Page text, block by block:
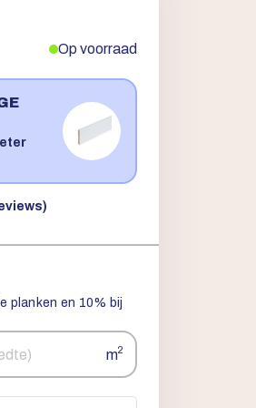
Op voorraad
planken en 10% bij
m2